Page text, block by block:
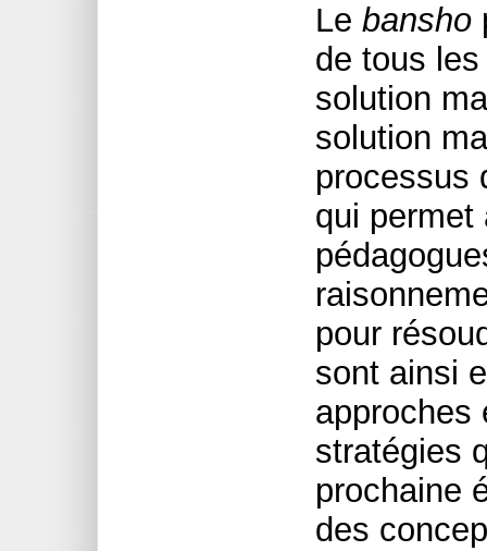
Le bansho
de tous
solution
solution
processus
qui permet
pour
sont ainsi
approches
stratégies
prochaine
des